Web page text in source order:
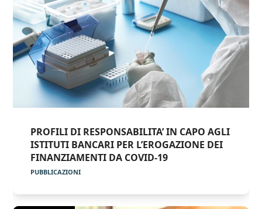
PROFILI DI RESPONSABILITA’ IN CAPO AGLI
ISTITUTI BANCARI PER L’EROGAZIONE DEI
FINANZIAMENTI DA COVID-19
PUBBLICAZIONI